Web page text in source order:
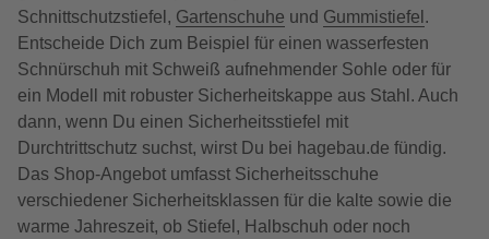
Schnittschutzstiefel, Gartenschuhe und Gummistiefel .
Entscheide Dich zum Beispiel für einen wasserfesten
Schnürschuh mit Schweiß aufnehmender Sohle oder für
ein Modell mit robuster Sicherheitskappe aus Stahl. Auch
dann, wenn Du einen Sicherheitsstiefel mit
Durchtrittschutz suchst, wirst Du bei hagebau.de fündig.
Das Shop-Angebot umfasst Sicherheitsschuhe
verschiedener Sicherheitsklassen für die kalte sowie die
warme Jahreszeit, ob Stiefel, Halbschuh oder noch